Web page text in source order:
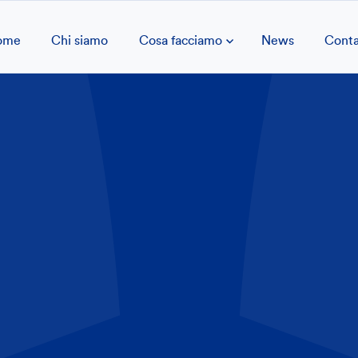
Chi siamo Cosa facciamo News